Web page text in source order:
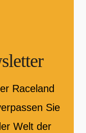
Raceland
Sie
Welt der